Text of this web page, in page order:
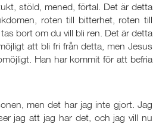
stöld, mened, förtal. Det är detta
roten till bitterhet, roten till
bort om du vill bli ren. Det är detta
att bli fri från detta, men Jesus
Han har kommit för att befria
men det har jag inte gjort. Jag
jag att jag har det, och jag vill nu